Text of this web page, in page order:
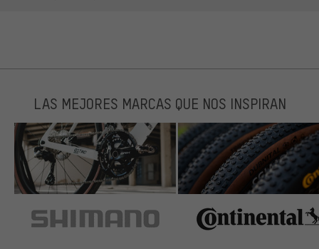
LAS MEJORES MARCAS QUE NOS INSPIRAN